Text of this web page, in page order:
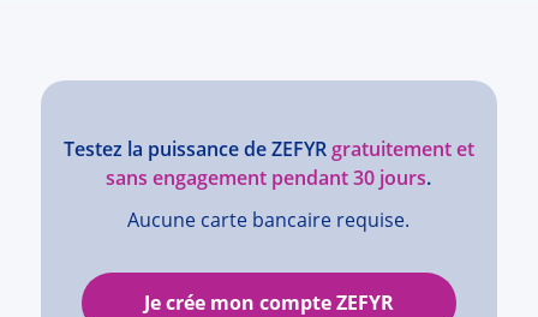
Testez la puissance de ZEFYR gratuitement et
sans engagement pendant 30 jours.
Aucune carte bancaire requise.
Je crée mon compte ZEFYR